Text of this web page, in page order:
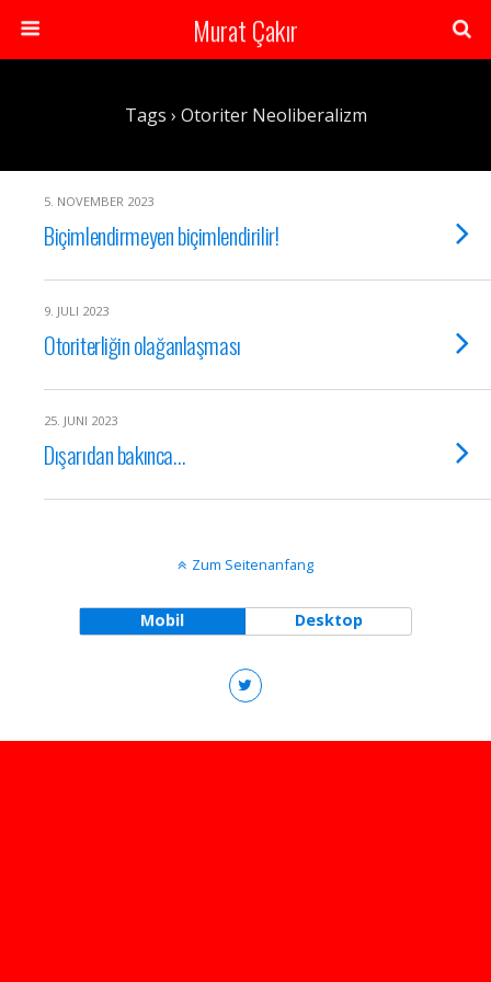
Murat Çakır
Tags › Otoriter Neoliberalizm
5. NOVEMBER 2023
Biçimlendirmeyen biçimlendirilir!
9. JULI 2023
Otoriterliğin olağanlaşması
25. JUNI 2023
Dışarıdan bakınca…
Zum Seitenanfang
Mobil Desktop